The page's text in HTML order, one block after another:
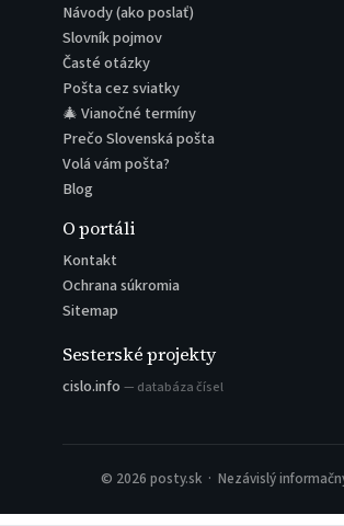
Návody (ako poslať)
Slovník pojmov
Časté otázky
Pošta cez sviatky
🎄 Vianočné termíny
Prečo Slovenská pošta
Volá vám pošta?
Blog
O portáli
Kontakt
Ochrana súkromia
Sitemap
Sesterské projekty
cislo.info — databáza čísel
© 2026 posty.sk · Nezávislý